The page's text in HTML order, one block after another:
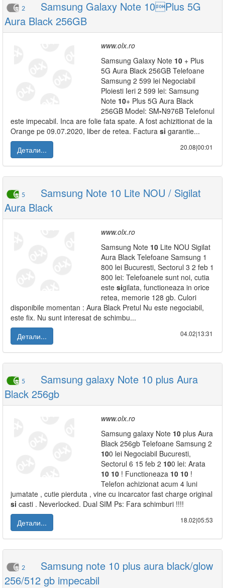
2
Samsung Galaxy Note 10Plus 5G
Aura Black 256GB
www.olx.ro
Samsung Galaxy Note 10 + Plus
5G Aura Black 256GB Telefoane
Samsung 2 599 lei Negociabil
Ploiesti Ieri 2 599 lei: Samsung
Note 10+ Plus 5G Aura Black
256GB Model: SM-N976B Telefonul
este impecabil. Inca are folie fata spate. A fost achizitionat de la
Orange pe 09.07.2020, liber de retea. Factura si garantie...
Детали...
20.08|00:01
5
Samsung Note 10 Lite NOU / Sigilat
Aura Black
www.olx.ro
Samsung Note 10 Lite NOU Sigilat
Aura Black Telefoane Samsung 1
800 lei Bucuresti, Sectorul 3 2 feb 1
800 lei: Telefoanele sunt noi, cutia
este sigilata, functioneaza in orice
retea, memorie 128 gb. Culori
disponibile momentan : Aura Black Pretul Nu este negociabil,
este fix. Nu sunt interesat de schimbu...
Детали...
04.02|13:31
5
Samsung galaxy Note 10 plus Aura
Black 256gb
www.olx.ro
Samsung galaxy Note 10 plus Aura
Black 256gb Telefoane Samsung 2
100 lei Negociabil Bucuresti,
Sectorul 6 15 feb 2 100 lei: Arata
10 10 ! Functioneaza 10 10 !
Telefon achizionat acum 4 luni
jumatate , cutie pierduta , vine cu incarcator fast charge original
si casti . Neverlocked. Dual SIM Ps: Fara schimburi !!!!
Детали...
18.02|05:53
2
Samsung note 10 plus aura black/glow
256/512 gb impecabil